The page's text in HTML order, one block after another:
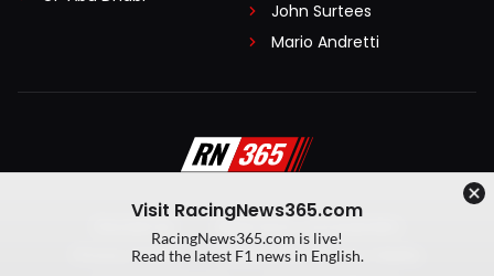
John Surtees
Mario Andretti
Algemene voorwaarden
Privacy Policy
Created by On Your Marks
Visit RacingNews365.com
RacingNews365.com is live!
Read the latest F1 news in English.